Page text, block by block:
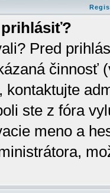
prihlásiť?
Pred
činnosť
ste z fóra
meno a